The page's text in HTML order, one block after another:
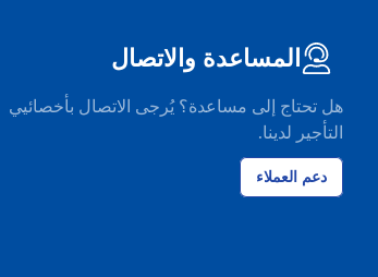
المساعدة والاتصال
هل تحتاج إلى مساعدة؟ يُرجى الاتصال بأخصائيي
التأجير لدينا.
دعم العملاء